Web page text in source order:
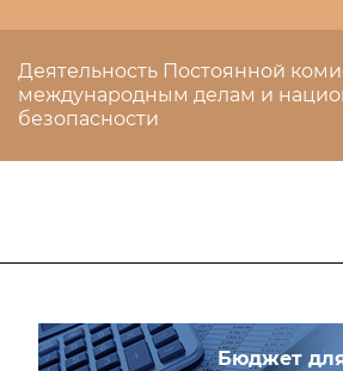
Деятельность Постоянной
международным делам и
безопасности
Бюджет